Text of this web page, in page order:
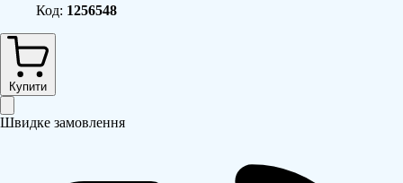
Код: 1256548
Купити
Швидке замовлення